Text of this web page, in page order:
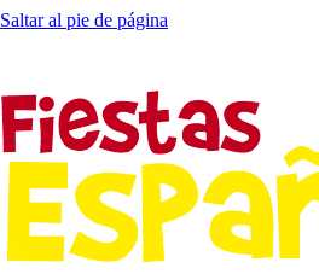
Saltar al pie de página